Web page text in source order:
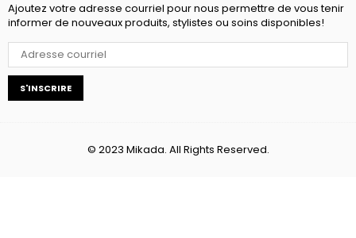
Ajoutez votre adresse courriel pour nous permettre de vous tenir
informer de nouveaux produits, stylistes ou soins disponibles!
S'INSCRIRE
© 2023 Mikada. All Rights Reserved.